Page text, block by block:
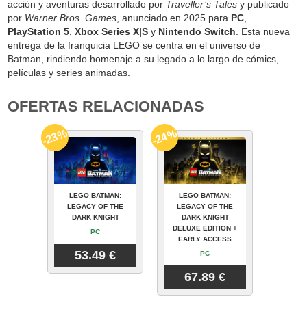
acción y aventuras desarrollado por Traveller’s Tales y publicado
por Warner Bros. Games, anunciado en 2025 para PC,
PlayStation 5,Xbox Series X|S y Nintendo Switch. Esta nueva
entrega de la franquicia LEGO se centra en el universo de
Batman, rindiendo homenaje a su legado a lo largo de cómics,
películas y series animadas.
OFERTAS RELACIONADAS
LEGO BATMAN:
LEGACY OF THE
DARK KNIGHT
PC
53.49 €
-23%
LEGO BATMAN:
LEGACY OF THE
DARK KNIGHT
DELUXE EDITION +
EARLY ACCESS
PC
67.89 €
-24%